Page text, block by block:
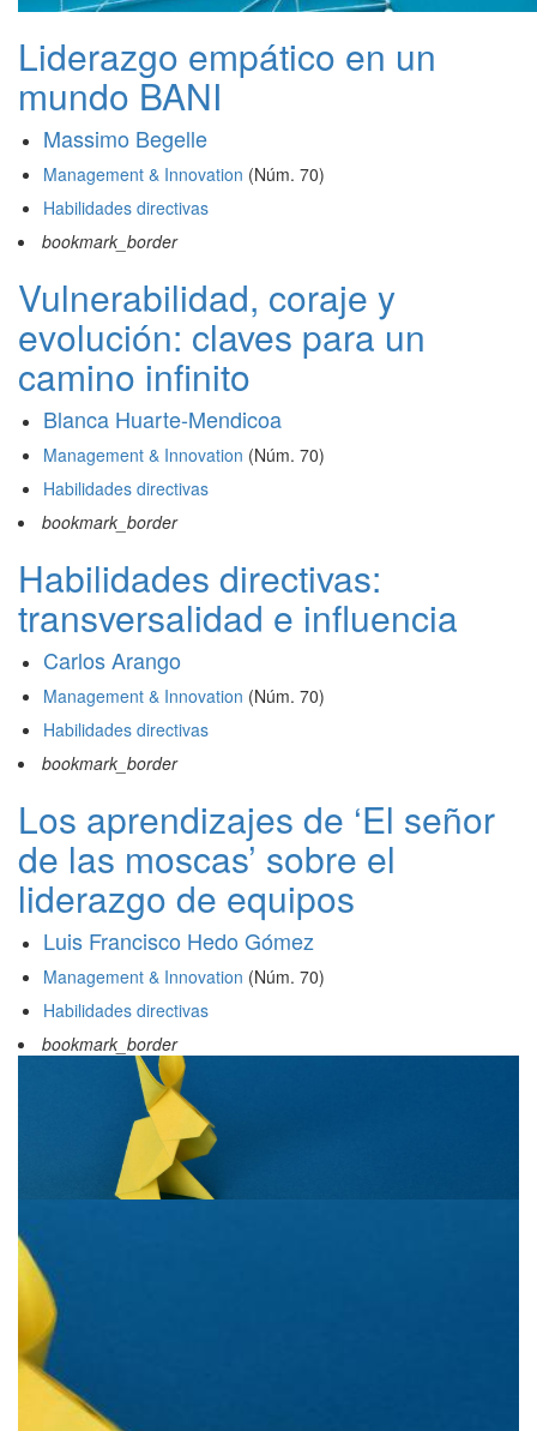
Liderazgo empático en un
mundo BANI
Massimo Begelle
Management & Innovation (Núm. 70)
Habilidades directivas
bookmark_border
Vulnerabilidad, coraje y
evolución: claves para un
camino infinito
Blanca Huarte-Mendicoa
Management & Innovation (Núm. 70)
Habilidades directivas
bookmark_border
Habilidades directivas:
transversalidad e influencia
Carlos Arango
Management & Innovation (Núm. 70)
Habilidades directivas
bookmark_border
Los aprendizajes de ‘El señor
de las moscas’ sobre el
liderazgo de equipos
Luis Francisco Hedo Gómez
Management & Innovation (Núm. 70)
Habilidades directivas
bookmark_border